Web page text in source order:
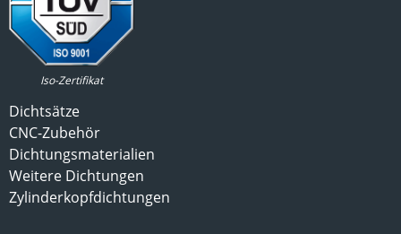
Iso-Zertifikat
Dichtsätze
CNC-Zubehör
Dichtungsmaterialien
Weitere Dichtungen
Zylinderkopfdichtungen